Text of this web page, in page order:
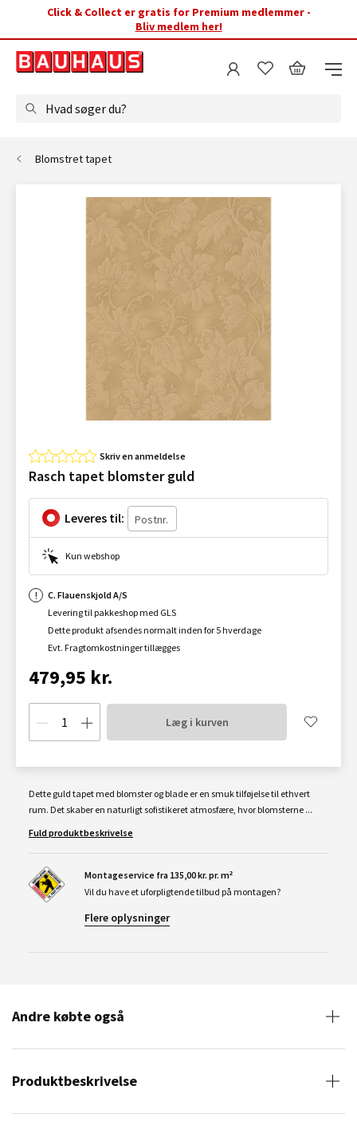
Click & Collect er gratis for Premium medlemmer -
Bliv medlem her!
Hvad søger du?
Blomstret tapet
Skriv en anmeldelse
Rasch tapet blomster guld
Leveres til:
Kun webshop
C. Flauenskjold A/S
Levering til pakkeshop med GLS
Dette produkt afsendes normalt inden for 5 hverdage
Evt. Fragtomkostninger tillægges
479,95 kr.
Læg i kurven
Dette guld tapet med blomster og blade er en smuk tilføjelse til ethvert
rum. Det skaber en naturligt sofistikeret atmosfære, hvor blomsterne ...
Fuld produktbeskrivelse
Montageservice fra 135,00 kr. pr. m²
Vil du have et uforpligtende tilbud på montagen?
Flere oplysninger
Andre købte også
Produktbeskrivelse